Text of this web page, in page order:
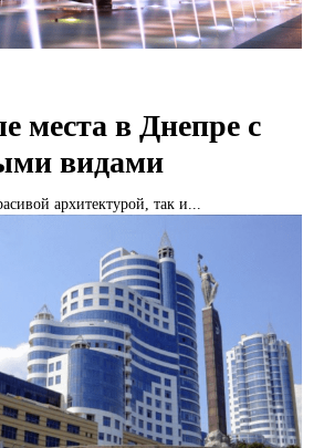
места в Днепре с
видами
архитектурой, так и...